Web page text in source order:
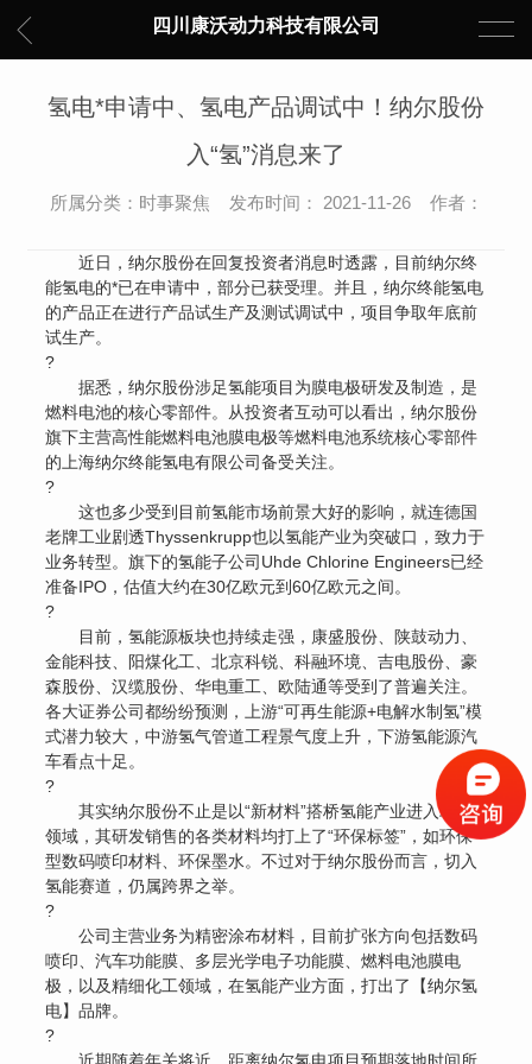
四川康沃动力科技有限公司
氢电*申请中、氢电产品调试中！纳尔股份
入“氢”消息来了
所属分类：时事聚焦 发布时间： 2021-11-26 作者：
近日，纳尔股份在回复投资者消息时透露，目前纳尔终
能氢电的*已在申请中，部分已获受理。并且，纳尔终能氢电
的产品正在进行产品试生产及测试调试中，项目争取年底前
试生产。
?
据悉，纳尔股份涉足氢能项目为膜电极研发及制造，是
燃料电池的核心零部件。从投资者互动可以看出，纳尔股份
旗下主营高性能燃料电池膜电极等燃料电池系统核心零部件
的上海纳尔终能氢电有限公司备受关注。
?
这也多少受到目前氢能市场前景大好的影响，就连德国
老牌工业剧透Thyssenkrupp也以氢能产业为突破口，致力于
业务转型。旗下的氢能子公司Uhde Chlorine Engineers已经
准备IPO，估值大约在30亿欧元到60亿欧元之间。
?
目前，氢能源板块也持续走强，康盛股份、陕鼓动力、
金能科技、阳煤化工、北京科锐、科融环境、吉电股份、豪
森股份、汉缆股份、华电重工、欧陆通等受到了普遍关注。
各大证券公司都纷纷预测，上游“可再生能源+电解水制氢”模
式潜力较大，中游氢气管道工程景气度上升，下游氢能源汽
车看点十足。
?
其实纳尔股份不止是以“新材料”搭桥氢能产业进入环保
领域，其研发销售的各类材料均打上了“环保标签”，如环保
型数码喷印材料、环保墨水。不过对于纳尔股份而言，切入
氢能赛道，仍属跨界之举。
?
公司主营业务为精密涂布材料，目前扩张方向包括数码
喷印、汽车功能膜、多层光学电子功能膜、燃料电池膜电
极，以及精细化工领域，在氢能产业方面，打出了【纳尔氢
电】品牌。
?